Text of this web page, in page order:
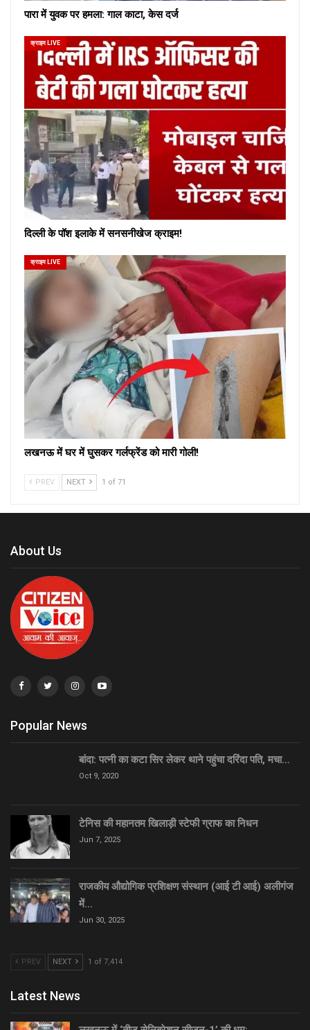
पारा में युवक पर हमला: गाल काटा, केस दर्ज
क्राइम LIVE
दिल्ली के पॉश इलाके में सनसनीखेज क्राइम!
क्राइम LIVE
लखनऊ में घर में घुसकर गर्लफ्रेंड को मारी गोली!
PREV NEXT 1 of 71
About Us
Popular News
बांदा: पत्नी का कटा सिर लेकर थाने पहुंचा दरिंदा पति, मचा…
Oct 9, 2020
टेनिस की महानतम खिलाड़ी स्टेफी ग्राफ का निधन
Jun 7, 2025
राजकीय औद्योगिक प्रशिक्षण संस्थान (आई टी आई) अलीगंज
में…
Jun 30, 2025
PREV NEXT 1 of 7,414
Latest News